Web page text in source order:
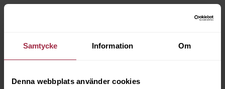
Samtycke Information Om
Denna webbplats använder cookies